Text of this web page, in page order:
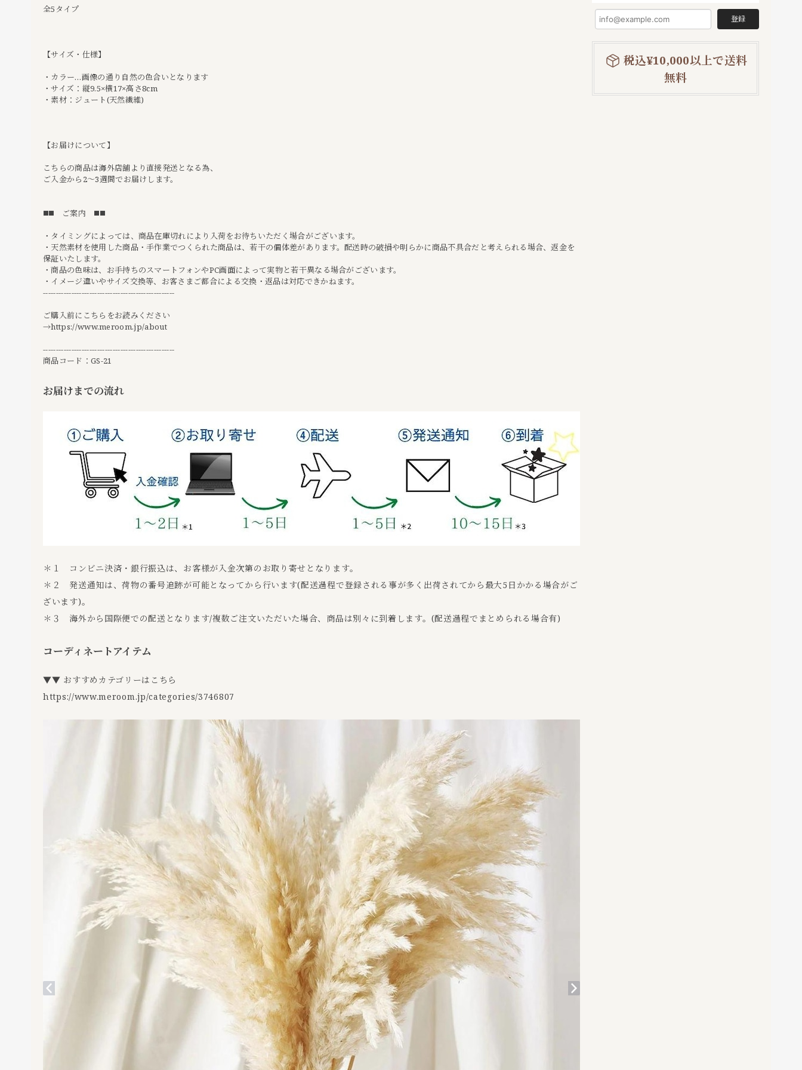
登録
税込¥10,000以上で送料
無料
全5タイプ
【サイズ・仕様】
・カラー…画像の通り自然の色合いとなります
・サイズ：縦9.5×横17×高さ8cm
・素材：ジュート(天然繊維)
【お届けについて】
こちらの商品は海外店舗より直接発送となる為、
ご入金から2〜3週間でお届けします。
◼️◼️ ご案内 ◼️◼️
・タイミングによっては、商品在庫切れにより入荷をお待ちいただく場合がございます。
・天然素材を使用した商品・手作業でつくられた商品は、若干の個体差があります。配送時の破損や明らかに商品不具合だと考えられる場合、返金を
保証いたします。
・商品の色味は、お手持ちのスマートフォンやPC画面によって実物と若干異なる場合がございます。
・イメージ違いやサイズ交換等、お客さまご都合による交換・返品は対応できかねます。
---------------------------------------------------
ご購入前にこちらをお読みください
→https://www.meroom.jp/about
---------------------------------------------------
商品コード：GS-21
お届けまでの流れ
＊１ コンビニ決済・銀行振込は、お客様が入金次第のお取り寄せとなります。
＊２ 発送通知は、荷物の番号追跡が可能となってから行います(配送過程で登録される事が多く出荷されてから最大5日かかる場合がご
ざいます)。
＊３ 海外から国際便での配送となります/複数ご注文いただいた場合、商品は別々に到着します。(配送過程でまとめられる場合有)
コーディネートアイテム
▼▼ おすすめカテゴリーはこちら
https://www.meroom.jp/categories/3746807